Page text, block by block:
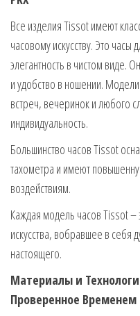
Все изделия Tissot имеют
часовому искусству. Это часы
элегантность в чистом виде.
и удобство в ношении.
встреч, вечеринок и любого
индивидуальность.
Большинство часов Tissot
тахометра и имеют
воздействиям.
Каждая модель часов Tissot
искусства, вобравшее в себя
настоящего.
Материалы и
Проверенное Временем